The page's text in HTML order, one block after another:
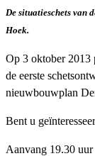
De situatieschets van
Hoek.
Op 3 oktober 2013
de eerste
nieuwbouwplan
Bent u
Aanvang 19.30